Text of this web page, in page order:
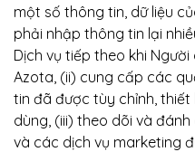
một số thông tin, dữ liệu
phải nhập thông tin lại
Dịch vụ tiếp theo khi
Azota, (ii) cung cấp các
tin đã được tùy chỉnh,
dùng, (iii) theo dõi và
và các dịch vụ marketing